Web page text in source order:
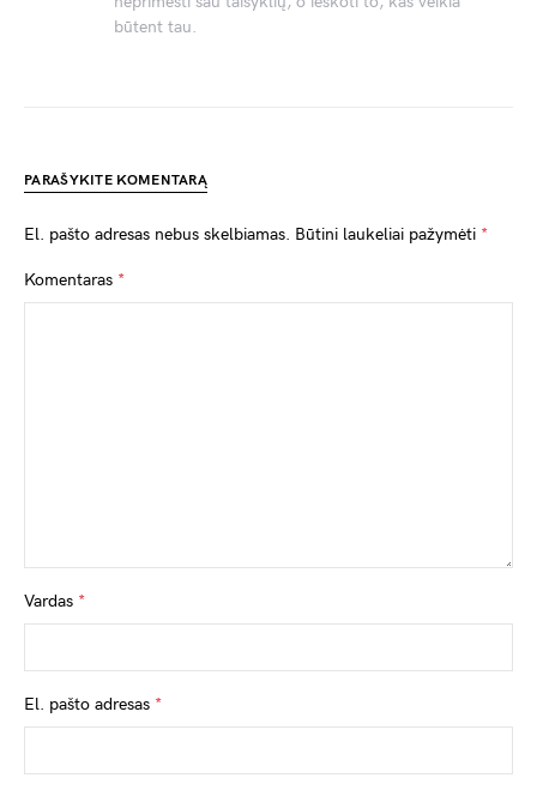
būtent tau.
PARAŠYKITE KOMENTARĄ
El. pašto adresas nebus skelbiamas. Būtini laukeliai pažymėti *
Komentaras *
Vardas *
El. pašto adresas *